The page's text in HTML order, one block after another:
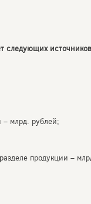
следующих
– млрд. рублей;
продукции –